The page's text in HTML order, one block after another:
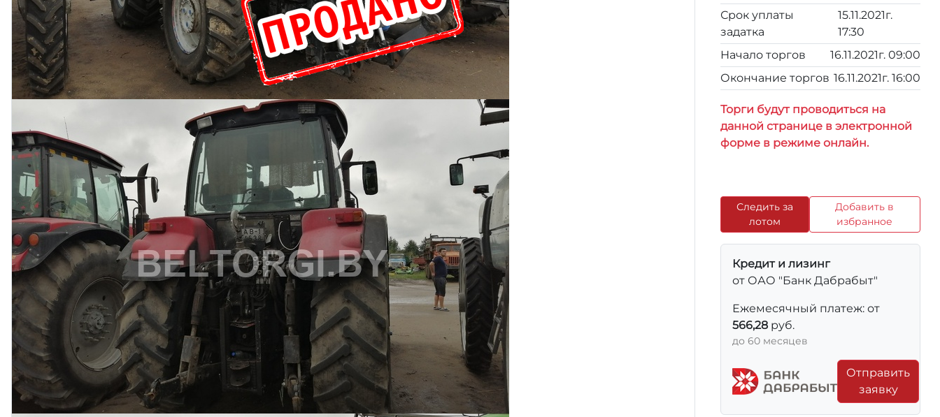
Срок уплаты
задатка
15.11.2021г.
17:30
Начало торгов
16.11.2021г. 09:00
Окончание торгов 16.11.2021г. 16:00
Торги будут проводиться на
данной странице в электронной
форме в режиме онлайн.
Следить за
лотом
Добавить в
избранное
Кредит и лизинг
от ОАО "Банк Дабрабыт"
Ежемесячный платеж: от
566,28 руб.
до 60 месяцев
Отправить
заявку